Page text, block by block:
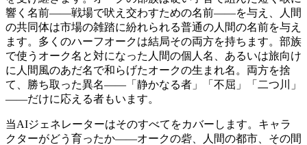
響く名前——戦場で吠え交わすための名前——を与え、人間
の共同体は市場の雑踏に紛れられる普通の人間の名前を与え
ます。多くのハーフオークは結局その両方を持ちます。部族
で使うオーク名と対になった人間の個人名、あるいは旅向け
に人間風のあだ名で和らげたオークの生まれ名。両方を捨
て、勝ち取った異名——「静かなる者」「不屈」「二つ川」
——だけに応える者もいます。
当AIジェネレーターはそのすべてをカバーします。キャラ
クターがどう育ったか——オークの砦、人間の都市、その間